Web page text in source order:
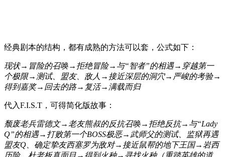
经典剧本的结构，都有成熟的方法可以套，公式如下：
现状→冒险的召唤→拒绝冒险→与“智者”的相遇→穿越第一
个极限→测试、盟友、敌人→接近深层的洞穴→严峻的考验→
得到嘉奖→回去的路→复活→满载而归
代入F.I.S.T，可得简化版故事：
颓废老兵雷德文→老友熊叔的反抗召唤→拒绝反抗→与“Lady
Q”的相遇→打败第一个BOSS极恶→武师父的测试、监狱再遇
盟友Q、确定挚友西塞罗为敌对→接近鼠帮的地下王国→岩西
历险、杜老板真面目→得到火种→寻找火种（重踏英雄的道